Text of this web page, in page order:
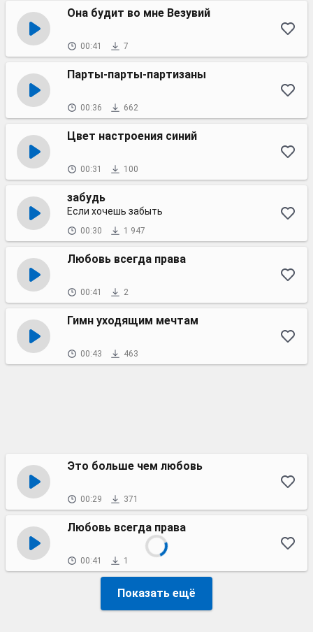
Она будит во мне Везувий
00:41 7
Парты-парты-партизаны
00:36 662
Цвет настроения синий
00:31 100
забудь
Если хочешь забыть
00:30 1 947
Любовь всегда права
00:41 2
Гимн уходящим мечтам
00:43 463
Это больше чем любовь
00:29 371
Любовь всегда права
00:41 1
Показать ещё